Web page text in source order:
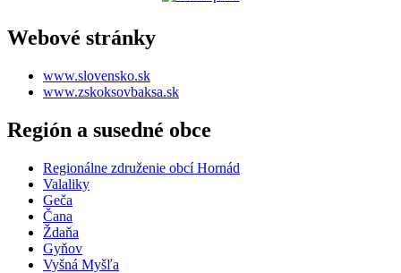
Webové stránky
www.slovensko.sk
www.zskoksovbaksa.sk
Región a susedné obce
Regionálne združenie obcí Hornád
Valaliky
Geča
Čana
Ždaňa
Gyňov
Vyšná Myšľa